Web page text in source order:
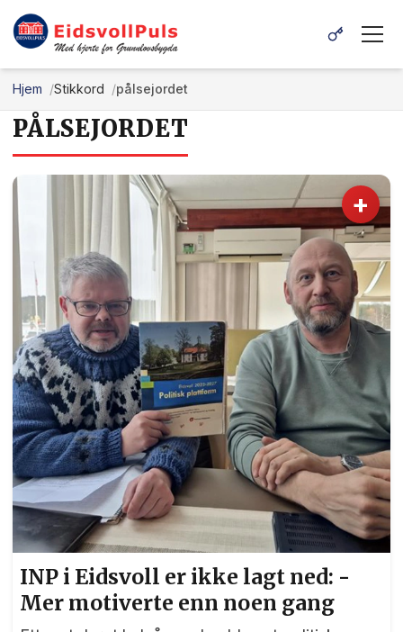
Hjem Stikkord pålsejordet
PÅLSEJORDET
+
INP i Eidsvoll er ikke lagt ned: -
Mer motiverte enn noen gang